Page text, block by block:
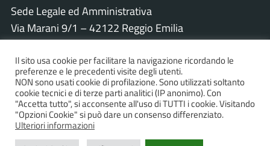
Sede Legale ed Amministrativa
Via Marani 9/1 – 42122 Reggio Emilia
Tel. 0522 571011 – Fax 0522 571030
Cod. Fisc. e P.IVA 01925120352
PEC:asp.re@pcert.postecert.it
E-mail:info@asp.re.it
Accessibilità|Privacy policy| Informativa cookies
Il sito usa cookie per facilitare la navigazione ricordando le
preferenze e le precedenti visite degli utenti.
NON sono usati cookie di profilazione. Sono utilizzati soltanto
cookie tecnici e di terze parti analitici (IP anonimo). Con
"Accetta tutto", si acconsente all'uso di TUTTI i cookie. Visitando
"Opzioni Cookie" si può dare un consenso differenziato.
Ulteriori informazioni